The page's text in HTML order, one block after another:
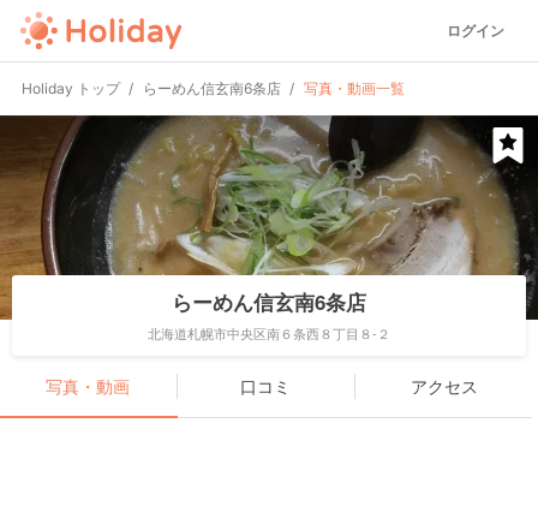
ログイン
Holiday トップ らーめん信玄南6条店 写真・動画一覧
らーめん信玄南6条店
北海道札幌市中央区南６条西８丁目８-２
写真・動画 口コミ アクセス